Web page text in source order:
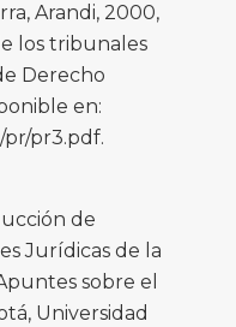
Arandi, 2000,
los tribunales
Derecho
en:
pr3.pdf.
de
Jurídicas de la
sobre el
Universidad